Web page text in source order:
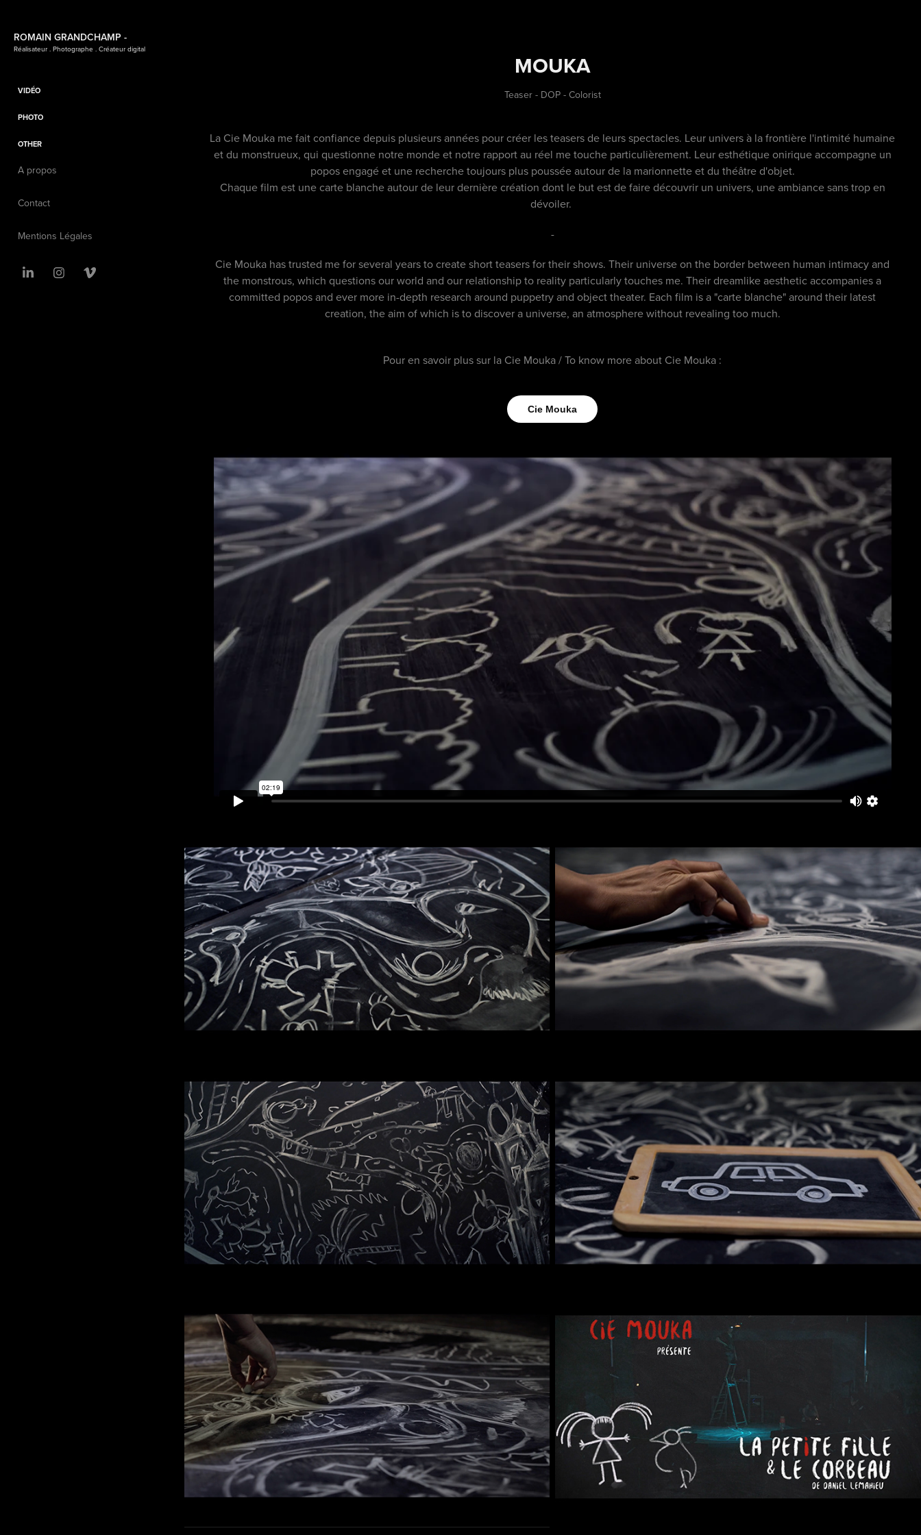
ROMAIN GRANDCHAMP -
Réalisateur . Photographe . Créateur digital
VIDÉO
PHOTO
OTHER
A propos
Contact
Mentions Légales
MOUKA
Teaser - DOP - Colorist
La Cie Mouka me fait confiance depuis plusieurs années pour créer les teasers de leurs spectacles. Leur univers à la frontière l'intimité humaine
et du monstrueux, qui questionne notre monde et notre rapport au réel me touche particulièrement. Leur esthétique onirique accompagne un
popos engagé et une recherche toujours plus poussée autour de la marionnette et du théâtre d'objet.
Chaque film est une carte blanche autour de leur dernière création dont le but est de faire découvrir un univers, une ambiance sans trop en
dévoiler.
-
Cie Mouka has trusted me for several years to create short teasers for their shows. Their universe on the border between human intimacy and
the monstrous, which questions our world and our relationship to reality particularly touches me. Their dreamlike aesthetic accompanies a
committed popos and ever more in-depth research around puppetry and object theater. Each film is a "carte blanche" around their latest
creation, the aim of which is to discover a universe, an atmosphere without revealing too much.
Pour en savoir plus sur la Cie Mouka / To know more about Cie Mouka :
Cie Mouka